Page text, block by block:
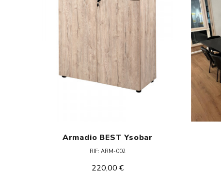
Armadio BEST Ysobar
RIF: ARM-002
220,00 €